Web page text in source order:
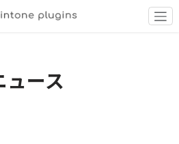
ュース